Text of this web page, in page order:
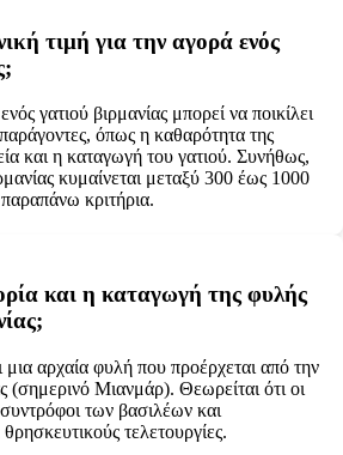
τιμή για την αγορά ενός
γατιού βιρμανίας μπορεί να ποικίλει
όπως η καθαρότητα της
και η καταγωγή του γατιού. Συνήθως,
κυμαίνεται μεταξύ 300 έως 1000
κριτήρια.
και η καταγωγή της φυλής
μια αρχαία φυλή που προέρχεται από την
(σημερινό Μιανμάρ). Θεωρείται ότι οι
των βασιλέων και
τελετουργίες.